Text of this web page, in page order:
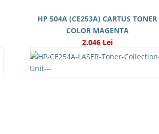
HP 504A (CE253A) CARTUS TONER
COLOR MAGENTA
2.046 Lei